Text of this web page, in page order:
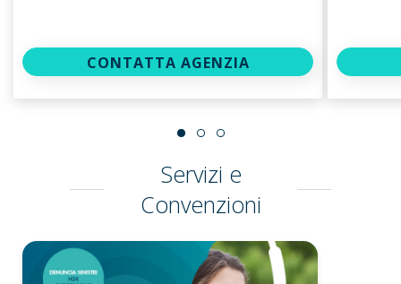
CONTATTA AGENZIA
Servizi e
Convenzioni